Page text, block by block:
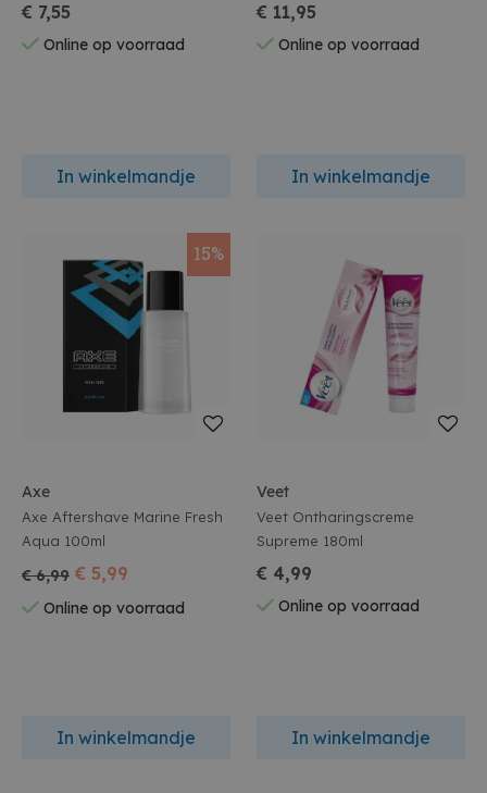
€ 7,55
Online op voorraad
In winkelmandje
€ 11,95
Online op voorraad
In winkelmandje
15%
Axe
Axe Aftershave Marine Fresh
Aqua 100ml
€ 6,99 € 5,99
Online op voorraad
In winkelmandje
Veet
Veet Ontharingscreme
Supreme 180ml
€ 4,99
Online op voorraad
In winkelmandje